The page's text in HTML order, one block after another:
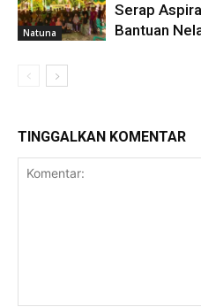
Natuna
Serap
Bantuan
TINGGALKAN KOMENTAR